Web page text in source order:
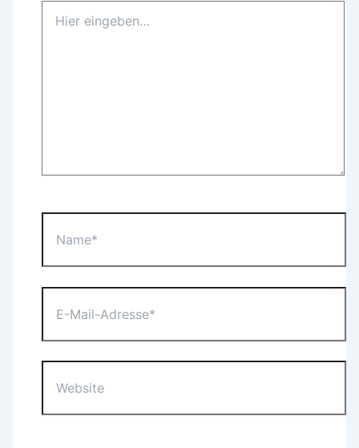
eingeben…
Mail-